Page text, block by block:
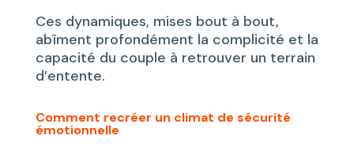
Ces dynamiques, mises bout à bout,
abîment profondément la complicité et la
capacité du couple à retrouver un terrain
d’entente.
Comment recréer un climat de sécurité
émotionnelle